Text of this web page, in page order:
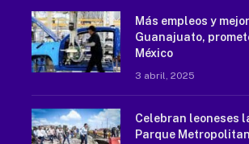
Más empleos y
Guanajuato,
México
3 abril, 2025
Celebran leoneses
Parque